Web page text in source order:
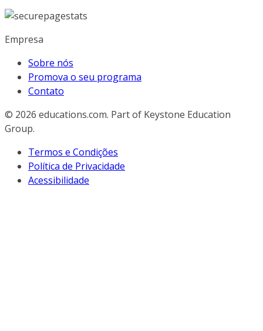
Empresa
Sobre nós
Promova o seu programa
Contato
© 2026 educations.com. Part of Keystone Education
Group.
Termos e Condições
Política de Privacidade
Acessibilidade